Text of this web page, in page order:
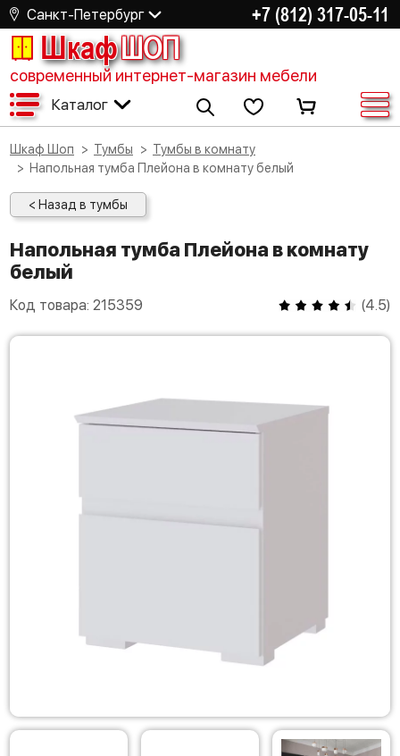
Санкт-Петербург +7 (812) 317-05-11
ШкафШОП
современный интернет-магазин мебели
Каталог
Шкаф Шоп Тумбы
Тумбы в комнату
Напольная тумба Плейона в комнату белый
< Назад в тумбы
Напольная тумба Плейона в комнату
белый
Код товара: 215359 (4.5)